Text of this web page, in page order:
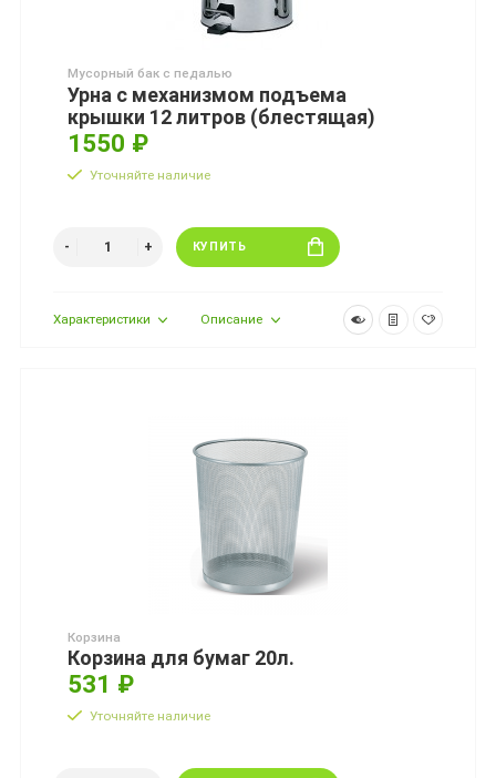
Мусорный бак с педалью
Урна с механизмом подъема
крышки 12 литров (блестящая)
1550 ₽
Уточняйте наличие
КУПИТЬ
Характеристики Описание
Корзина
Корзина для бумаг 20л.
531 ₽
Уточняйте наличие